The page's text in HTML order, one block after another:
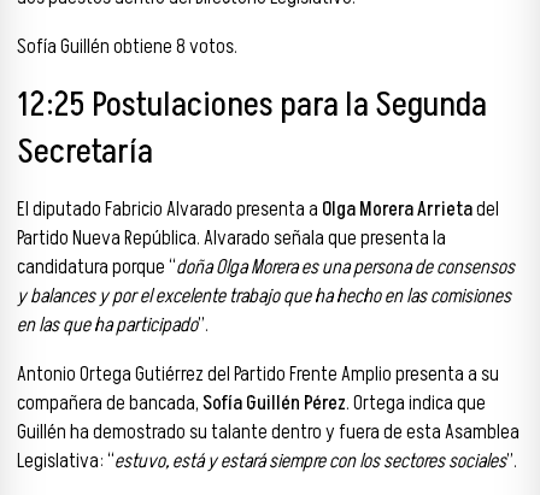
Sofía Guillén obtiene 8 votos.
12:25 Postulaciones para la Segunda
Secretaría
El diputado Fabricio Alvarado presenta a Olga Morera Arrietadel
Partido Nueva República. Alvarado señala que presenta la
candidatura porque “doña Olga Morera es una persona de consensos
y balances y por el excelente trabajo que ha hecho en las comisiones
en las que ha participado”.
Antonio Ortega Gutiérrez del Partido Frente Amplio presenta a su
compañera de bancada,Sofía Guillén Pérez. Ortega indica que
Guillén ha demostrado su talante dentro y fuera de esta Asamblea
Legislativa: “estuvo, está y estará siempre con los sectores sociales”.